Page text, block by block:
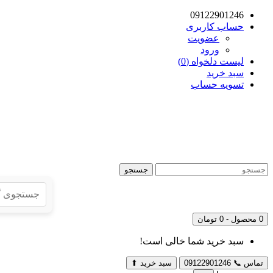
09122901246
حساب کاربری
عضویت
ورود
لیست دلخواه (0)
سبد خرید
تسویه حساب
جستجو
0 محصول - 0 تومان
سبد خرید شما خالی است!
تماس 📞
09122901246 سبد خرید ⬆